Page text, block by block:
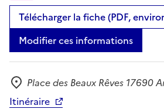
Télécharger la fiche (PDF,
Modifier ces informations
Adresse
Place des Beaux Rêves 17690
Itinéraire